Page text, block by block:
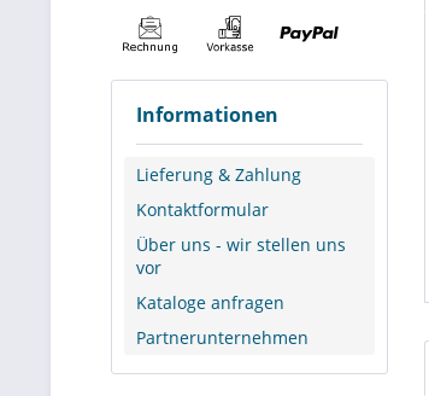
Informationen
Lieferung & Zahlung
Kontaktformular
Über uns - wir stellen uns
vor
Kataloge anfragen
Partnerunternehmen